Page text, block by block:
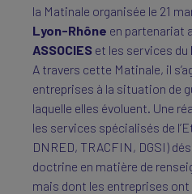
la Matinale organisée le 21
Lyon-Rhône en partenariat
ASSOCIES et les services du
A travers cette Matinale, il
entreprises à la situation de
laquelle elles évoluent. Une
les services spécialisés de
DNRED, TRACFIN, DGSI)
doctrine en matière de
mais dont les entreprises